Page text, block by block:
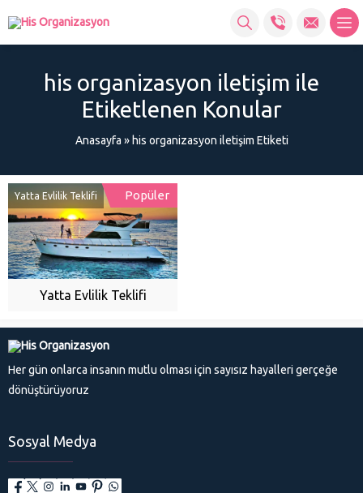
his organizasyon iletişim ile
Etiketlenen Konular
Anasayfa » his organizasyon iletişim Etiketi
Yatta Evlilik Teklifi Popüler
Yatta Evlilik Teklifi
Her gün onlarca insanın mutlu olması için sayısız hayalleri gerçeğe
dönüştürüyoruz
Sosyal Medya